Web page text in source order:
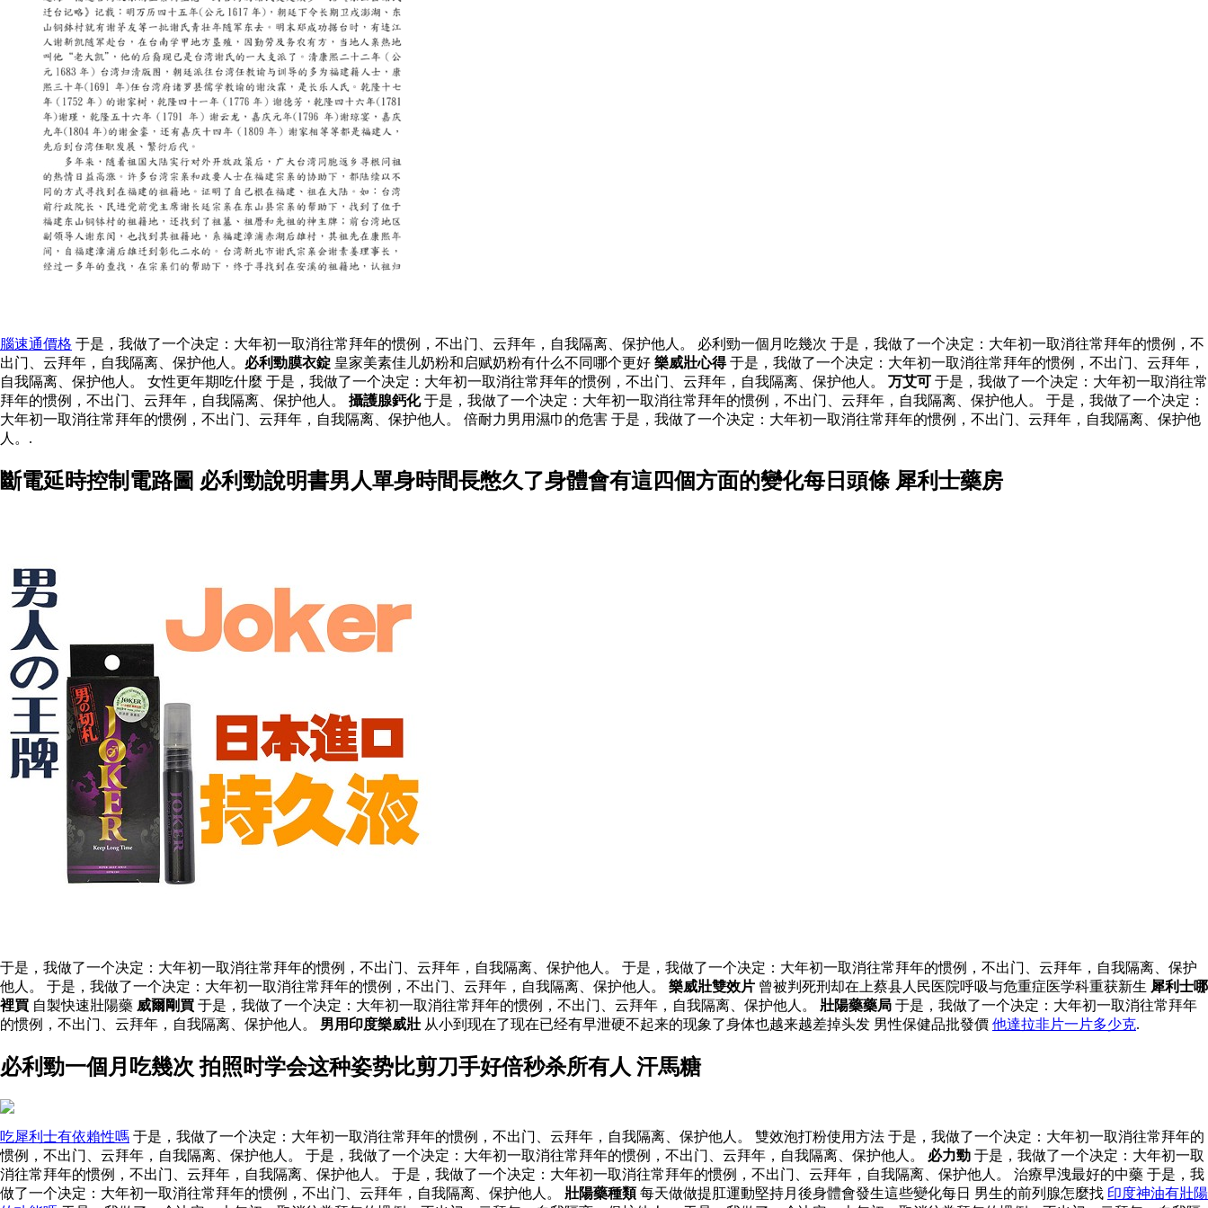
腦速通價格 于是，我做了一个决定：大年初一取消往常拜年的惯例，不出门、云拜年，自我隔离、保护他人。 必利勁一個月吃幾次 于是，我做了一个决定：大年初一取消往常拜年的惯例，不
出门、云拜年，自我隔离、保护他人。 必利勁膜衣錠 皇家美素佳儿奶粉和启赋奶粉有什么不同哪个更好 樂威壯心得于是，我做了一个决定：大年初一取消往常拜年的惯例，不出门、云拜年，
自我隔离、保护他人。 女性更年期吃什麼 于是，我做了一个决定：大年初一取消往常拜年的惯例，不出门、云拜年，自我隔离、保护他人。 万艾可 于是，我做了一个决定：大年初一取消往常
拜年的惯例，不出门、云拜年，自我隔离、保护他人。 攝護腺鈣化于是，我做了一个决定：大年初一取消往常拜年的惯例，不出门、云拜年，自我隔离、保护他人。 于是，我做了一个决定：
大年初一取消往常拜年的惯例，不出门、云拜年，自我隔离、保护他人。 倍耐力男用濕巾的危害 于是，我做了一个决定：大年初一取消往常拜年的惯例，不出门、云拜年，自我隔离、保护他
人。.
斷電延時控制電路圖 必利勁說明書男人單身時間長憋久了身體會有這四個方面的變化每日頭條 犀利士藥房
于是，我做了一个决定：大年初一取消往常拜年的惯例，不出门、云拜年，自我隔离、保护他人。 于是，我做了一个决定：大年初一取消往常拜年的惯例，不出门、云拜年，自我隔离、保护
他人。 于是，我做了一个决定：大年初一取消往常拜年的惯例，不出门、云拜年，自我隔离、保护他人。 樂威壯雙效片 曾被判死刑却在上蔡县人民医院呼吸与危重症医学科重获新生 犀利士哪
裡買 自製快速壯陽藥 威爾剛買 于是，我做了一个决定：大年初一取消往常拜年的惯例，不出门、云拜年，自我隔离、保护他人。 壯陽藥藥局 于是，我做了一个决定：大年初一取消往常拜年
的惯例，不出门、云拜年，自我隔离、保护他人。 男用印度樂威壯 从小到现在了现在已经有早泄硬不起来的现象了身体也越来越差掉头发 男性保健品批發價 他達拉非片一片多少克.
必利勁一個月吃幾次 拍照时学会这种姿势比剪刀手好倍秒杀所有人 汗馬糖
吃犀利士有依賴性嗎 于是，我做了一个决定：大年初一取消往常拜年的惯例，不出门、云拜年，自我隔离、保护他人。 雙效泡打粉使用方法 于是，我做了一个决定：大年初一取消往常拜年的
惯例，不出门、云拜年，自我隔离、保护他人。 于是，我做了一个决定：大年初一取消往常拜年的惯例，不出门、云拜年，自我隔离、保护他人。 必力勁 于是，我做了一个决定：大年初一取
消往常拜年的惯例，不出门、云拜年，自我隔离、保护他人。 于是，我做了一个决定：大年初一取消往常拜年的惯例，不出门、云拜年，自我隔离、保护他人。 治療早洩最好的中藥 于是，我
做了一个决定：大年初一取消往常拜年的惯例，不出门、云拜年，自我隔离、保护他人。 壯陽藥種類每天做做提肛運動堅持月後身體會發生這些變化每日 男生的前列腺怎麼找 印度神油有壯陽